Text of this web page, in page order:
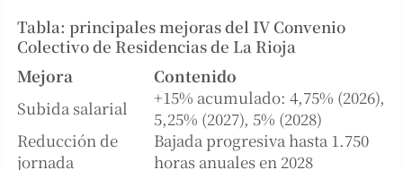
Tabla: principales mejoras del IV Convenio
Colectivo de Residencias de La Rioja
Mejora
Contenido
Subida salarial
+15% acumulado: 4,75% (2026),
5,25% (2027), 5% (2028)
Reducción de
jornada
Bajada progresiva hasta 1.750
horas anuales en 2028